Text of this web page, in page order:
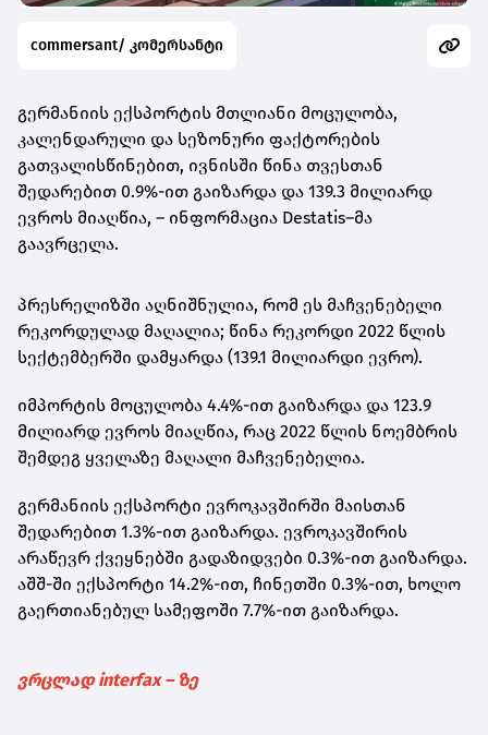
commersant/ კომერსანტი
გერმანიის ექსპორტის მთლიანი მოცულობა,
კალენდარული და სეზონური ფაქტორების
გათვალისწინებით, ივნისში წინა თვესთან
შედარებით 0.9%-ით გაიზარდა და 139.3 მილიარდ
ევროს მიაღწია, – ინფორმაცია Destatis–მა
გაავრცელა.
პრესრელიზში აღნიშნულია, რომ ეს მაჩვენებელი
რეკორდულად მაღალია; წინა რეკორდი 2022 წლის
სექტემბერში დამყარდა (139.1 მილიარდი ევრო).
იმპორტის მოცულობა 4.4%-ით გაიზარდა და 123.9
მილიარდ ევროს მიაღწია, რაც 2022 წლის ნოემბრის
შემდეგ ყველაზე მაღალი მაჩვენებელია.
გერმანიის ექსპორტი ევროკავშირში მაისთან
შედარებით 1.3%-ით გაიზარდა. ევროკავშირის
არაწევრ ქვეყნებში გადაზიდვები 0.3%-ით გაიზარდა.
აშშ-ში ექსპორტი 14.2%-ით, ჩინეთში 0.3%-ით, ხოლო
გაერთიანებულ სამეფოში 7.7%-ით გაიზარდა.
ვრცლად interfax – ზე